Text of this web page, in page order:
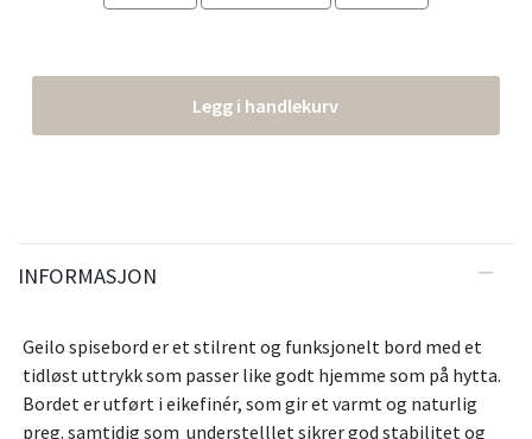
Legg i handlekurv
INFORMASJON
Geilo spisebord er et stilrent og funksjonelt bord med et
tidløst uttrykk som passer like godt hjemme som på hytta.
Bordet er utført i eikefinér, som gir et varmt og naturlig
preg. samtidig som understelllet sikrer god stabilitet og